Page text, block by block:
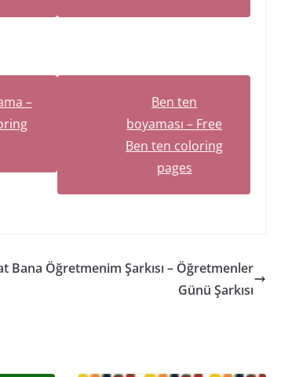
–
Ben ten
boyaması – Free
Ben ten coloring
pages
Bana Öğretmenim Şarkısı – Öğretmenler
Günü Şarkısı